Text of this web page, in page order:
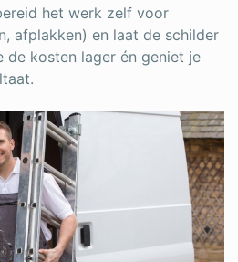
het werk zelf voor
afplakken) en laat de schilder
de kosten lager én geniet je